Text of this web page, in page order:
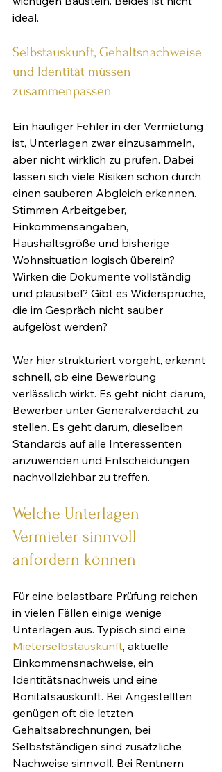
ideal.
Selbstauskunft, Gehaltsnachweise
und Identität müssen
zusammenpassen
Ein häufiger Fehler in der Vermietung
ist, Unterlagen zwar einzusammeln,
aber nicht wirklich zu prüfen. Dabei
lassen sich viele Risiken schon durch
einen sauberen Abgleich erkennen.
Stimmen Arbeitgeber,
Einkommensangaben,
Haushaltsgröße und bisherige
Wohnsituation logisch überein?
Wirken die Dokumente vollständig
und plausibel? Gibt es Widersprüche,
die im Gespräch nicht sauber
aufgelöst werden?
Wer hier strukturiert vorgeht, erkennt
schnell, ob eine Bewerbung
verlässlich wirkt. Es geht nicht darum,
Bewerber unter Generalverdacht zu
stellen. Es geht darum, dieselben
Standards auf alle Interessenten
anzuwenden und Entscheidungen
nachvollziehbar zu treffen.
Welche Unterlagen
Vermieter sinnvoll
anfordern können
Für eine belastbare Prüfung reichen
in vielen Fällen einige wenige
Unterlagen aus. Typisch sind eine
Mieterselbstauskunft, aktuelle
Einkommensnachweise, ein
Identitätsnachweis und eine
Bonitätsauskunft. Bei Angestellten
genügen oft die letzten
Gehaltsabrechnungen, bei
Selbstständigen sind zusätzliche
Nachweise sinnvoll. Bei Rentnern